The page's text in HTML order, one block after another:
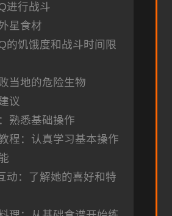
进行战斗
星食材
的饥饿度和战斗时间限
当地的危险生物
议
熟悉基础操作
程：认真学习基本操作
动：了解她的喜好和特